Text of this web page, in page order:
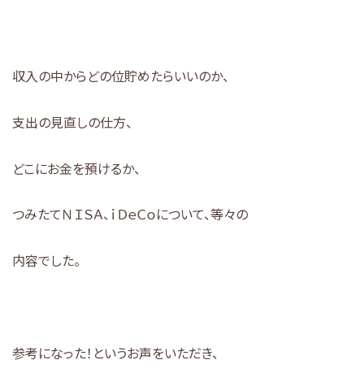
収入の中からどの位貯めたらいいのか、
支出の見直しの仕方、
どこにお金を預けるか、
つみたてＮＩＳＡ、ｉＤｅＣｏについて、等々の
内容でした。
参考になった！というお声をいただき、